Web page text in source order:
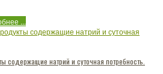
...
содержащие натрий и суточная потребность.